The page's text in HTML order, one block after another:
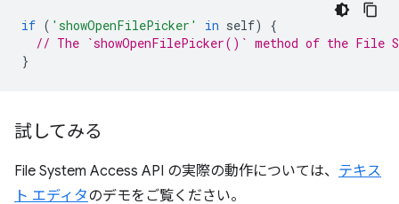
if ( 'showOpenFilePicker' in self)
{
// The `showOpenFilePicker()` method of the File
}
試してみる
File System Access API の実際の動作については、 テキス
ト エディタのデモをご覧ください。